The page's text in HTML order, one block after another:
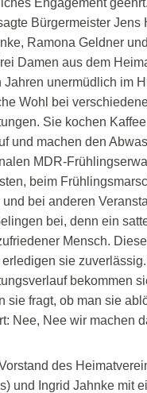
Engagement
Bürgermeister Jens
Ramona Geldner
Damen aus dem
Jahren unermüdlich im
Wohl bei
Sie kochen
und machen den
MDR-
beim
und bei anderen
bei, denn ein
Mensch.
sie
bekommen
sie fragt, ob man sie
Nee, Nee wir machen
des
und Ingrid Jahnke mit